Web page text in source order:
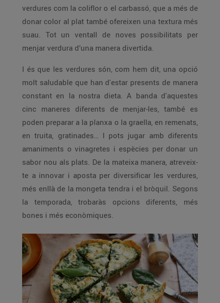
verdures com la coliflor o el carbassó, que a més de
donar color al plat també ofereixen una textura més
suau. Tot un ventall de noves possibilitats per
menjar verdura d’una manera divertida.
I és que les verdures són, com hem dit, una opció
molt saludable que han d'estar presents de manera
constant en la nostra dieta. A banda d'aquestes
cinc maneres diferents de menjar-les, també es
poden preparar a la planxa o la graella, en remenats,
en truita, gratinades… I pots jugar amb diferents
amaniments o vinagretes i espècies per donar un
sabor nou als plats. De la mateixa manera, atreveix-
te a innovar i aposta per diversificar les verdures,
més enllà de la mongeta tendra i el bròquil. Segons
la temporada, trobaràs opcions diferents, més
bones i més econòmiques.